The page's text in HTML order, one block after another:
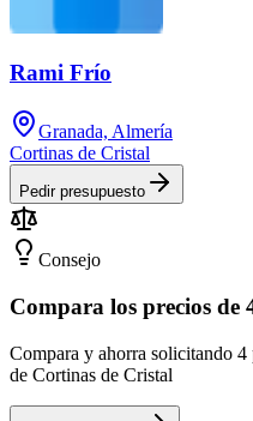
Rami Frío
Granada, Almería
Cortinas de Cristal
Pedir presupuesto
Consejo
Compara los precios de
Compara y ahorra solicitando 4
de Cortinas de Cristal